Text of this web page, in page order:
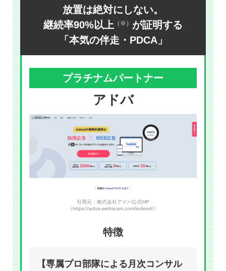
放置は絶対にしない。
継続率90%以上 （※） が証明する
「本気の伴走・PDCA」
プラチナムパートナー
アドバ
引用元：株式会社アドバ公式HP
（https://adva-webteam.com/indeed/）
特徴
【専属プロ部隊による月次コンサル